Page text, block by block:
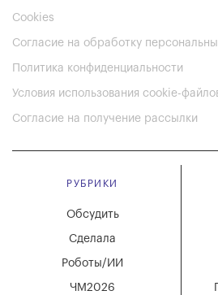
Cookies
Согласие на обработку
Политика конфиденциальности
Условия использования cookie-
Согласие на получение рассылки
РУБРИКИ
Обсудить
Сделала
Роботы/ИИ
ЧМ2026